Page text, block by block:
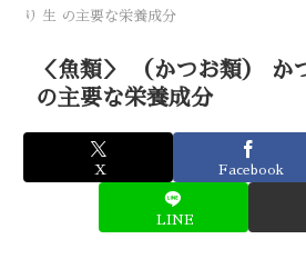
り 生 の主要な栄養成分
＜魚類＞ （かつお類） か
の主要な栄養成分
X Facebook
LINE